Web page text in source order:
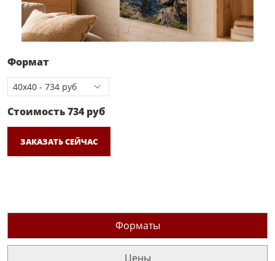
Формат
Стоимость734 руб
ЗАКАЗАТЬ СЕЙЧАС
Форматы
Цены